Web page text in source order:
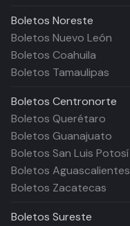
Boletos Noreste
Boletos Nuevo León
Boletos Coahuila
Boletos Tamaulipas
Boletos Centronorte
Boletos Querétaro
Boletos Guanajuato
Boletos San Luis Potosí
Boletos Aguascalientes
Boletos Zacatecas
Boletos Sureste